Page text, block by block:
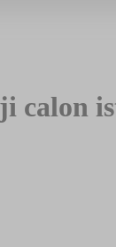
calon